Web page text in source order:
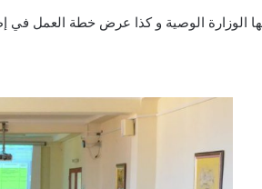
الوزارة الوصية و كذا عرض خطة العمل في